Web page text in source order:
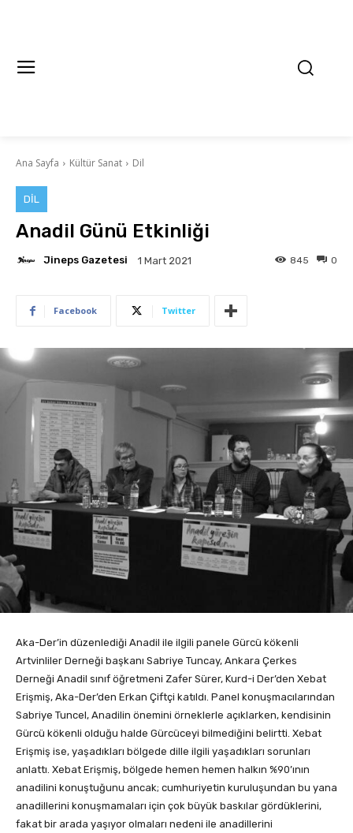
Ana Sayfa Kültür Sanat Dil
DIL
Anadil Günü Etkinliği
Jineps Gazetesi 1 Mart 2021 0
845
Facebook Twitter
Aka-Der’in düzenlediği Anadil ile ilgili panele Gürcü kökenli
Artvinliler Derneği başkanı Sabriye Tuncay, Ankara Çerkes
Derneği Anadil sınıf öğretmeni Zafer Sürer, Kurd-i Der’den Xebat
Erişmiş, Aka-Der’den Erkan Çiftçi katıldı. Panel konuşmacılarından
Sabriye Tuncel, Anadilin önemini örneklerle açıklarken, kendisinin
Gürcü kökenli olduğu halde Gürcüceyi bilmediğini belirtti. Xebat
Erişmiş ise, yaşadıkları bölgede dille ilgili yaşadıkları sorunları
anlattı. Xebat Erişmiş, bölgede hemen hemen halkın %90’ının
anadilini konuştuğunu ancak; cumhuriyetin kuruluşundan bu yana
anadillerini konuşmamaları için çok büyük baskılar gördüklerini,
fakat bir arada yaşıyor olmaları nedeni ile anadillerini